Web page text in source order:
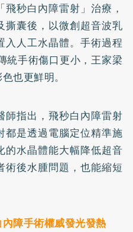
秒白內障雷射」治療，
撕囊後，以微創超音波乳
入人工水晶體。手術過程
統手術傷口更小，王家梁
也更鮮明。
師指出，飛秒白內障雷射
都是透過電腦定位精準施
的水晶體能大幅降低超音
術後水腫問題，也能縮短
障手術權威發光發熱